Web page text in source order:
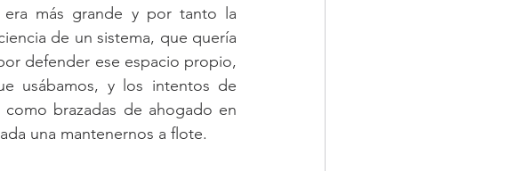
era más grande y por tanto la
de un sistema, que quería
defender ese espacio propio,
usábamos, y los intentos de
como brazadas de ahogado en
una mantenernos a flote.